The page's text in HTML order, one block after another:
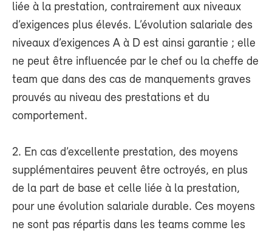
liée à la prestation, contrairement aux niveaux
d’exigences plus élevés. L’évolution salariale des
niveaux d’exigences A à D est ainsi garantie ; elle
ne peut être influencée par le chef ou la cheffe de
team que dans des cas de manquements graves
prouvés au niveau des prestations et du
comportement.
2. En cas d’excellente prestation, des moyens
supplémentaires peuvent être octroyés, en plus
de la part de base et celle liée à la prestation,
pour une évolution salariale durable. Ces moyens
ne sont pas répartis dans les teams comme les